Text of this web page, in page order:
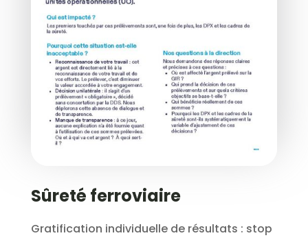
Sûreté ferroviaire
Gratification individuelle de résultats : stop